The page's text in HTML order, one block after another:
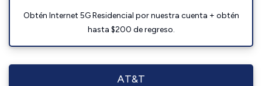
Obtén Internet 5G Residencial por nuestra cuenta + obtén
hasta $200 de regreso.
AT&T